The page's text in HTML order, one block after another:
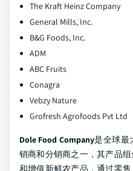
The Kraft Heinz Company
General Mills, Inc.
B&G Foods, Inc.
ADM
ABC Fruits
Conagra
Vebzy Nature
Grofresh Agrofoods Pvt Ltd
Dole Food Company是全球最
销商和分销商之一，其产品
和增值新鲜农产品，通过零